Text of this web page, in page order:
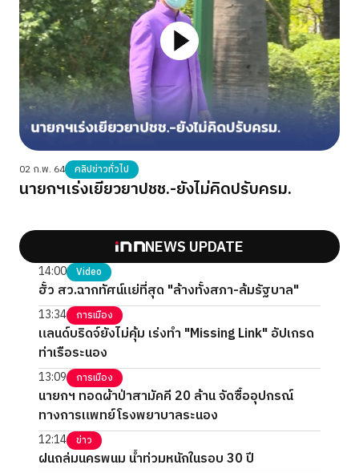
02 ก.พ. 64 คลิปข่าวทั่วไป
นายกฯเร่งเยียวยาปชช.-ยังไม่คิดปรับครม.
NEWS UPDATE
14:00 Video
ฮั้ว สว.ฉากทัศน์แย่ที่สุด "ล้างทั้งสภา-ล้มรัฐบาล"
13:34 การเมือง
แลนด์บริดจ์ยังไม่คุ้ม เร่งทำ "Missing Link" อัปเกรด
ท่าเรือระนอง
13:09 การเมือง
นายกฯ ทอดผ้าป่าสามัคคี 20 ล้าน จัดซื้ออุปกรณ์
ทางการแพทย์โรงพยาบาลระนอง
12:14 ข่าว
ฝนถล่มนครพนม น้ำท่วมหนักในรอบ 30 ปี